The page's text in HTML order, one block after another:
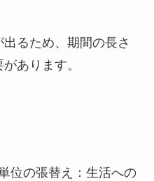
るため、期間の長さ
あります。
位の張替え：生活への